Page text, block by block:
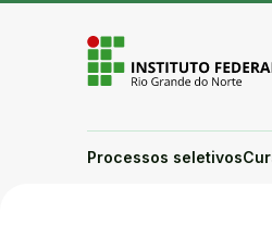
Ir para a página inicial
Ir para a busca
Ir para o menu principal
Ir para o conteúdo
Alto contraste
Login da Área Administrativa
Processos seletivos